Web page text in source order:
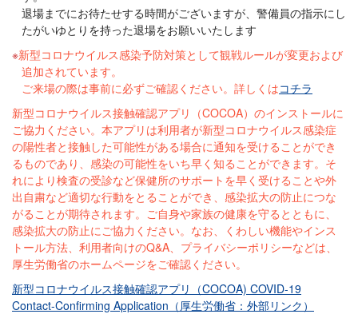
退場までにお待たせする時間がございますが、警備員の指示にし
たがいゆとりを持った退場をお願いいたします
新型コロナウイルス感染予防対策として観戦ルールが変更および
追加されています。
ご来場の際は事前に必ずご確認ください。詳しくはコチラ
新型コロナウイルス接触確認アプリ（COCOA）のインストールに
ご協力ください。本アプリは利用者が新型コロナウイルス感染症
の陽性者と接触した可能性がある場合に通知を受けることができ
るものであり、感染の可能性をいち早く知ることができます。そ
れにより検査の受診など保健所のサポートを早く受けることや外
出自粛など適切な行動をとることができ、感染拡大の防止につな
がることが期待されます。ご自身や家族の健康を守るとともに、
感染拡大の防止にご協力ください。なお、くわしい機能やインス
トール方法、利用者向けのQ&A、プライバシーポリシーなどは、
厚生労働省のホームページをご確認ください。
新型コロナウイルス接触確認アプリ（COCOA) COVID-19
Contact-Confirming Application（厚生労働省：外部リンク）